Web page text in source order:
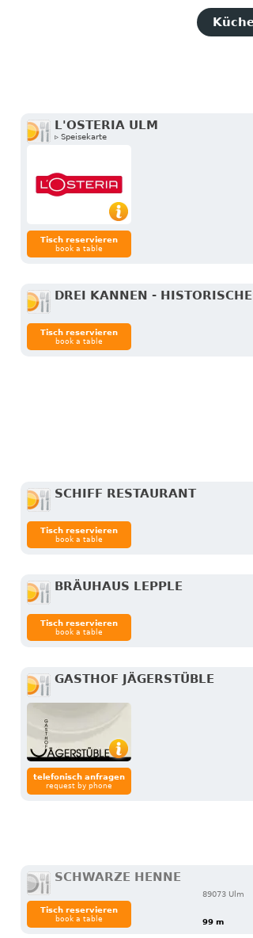
L'OSTERIA ULM
▹ Speisekarte
Tisch reservieren
book a table
DREI KANNEN -
Tisch reservieren
book a table
SCHIFF RESTAURANT
Tisch reservieren
book a table
BRÄUHAUS LEPPLE
Tisch reservieren
book a table
GASTHOF JÄGERSTÜBLE
telefonisch anfragen
request by phone
SCHWARZE HENNE
89073 Ulm
99 m
Tisch reservieren
book a table